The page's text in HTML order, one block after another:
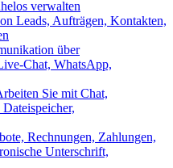
verwalten
Leads, Aufträgen, Kontakten,
über
Chat, WhatsApp,
Sie mit Chat,
Rechnungen, Zahlungen,
Unterschrift,